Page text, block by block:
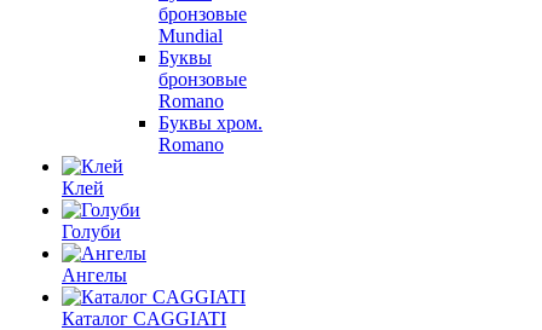
бронзовые
Mundial
Буквы
бронзовые
Romano
Буквы хром.
Romano
Клей
Голуби
Ангелы
Каталог CAGGIATI